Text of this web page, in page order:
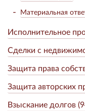
Материальная
Исполнительное
Сделки с
Защита права
Защита авторских
Взыскание долгов